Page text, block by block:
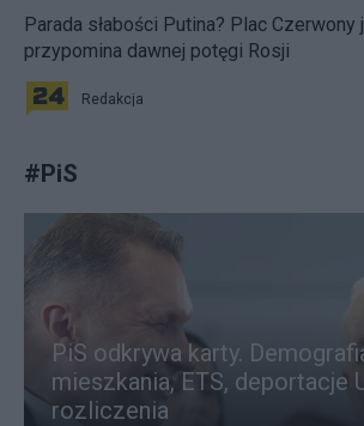
Parada słabości Putina? Plac Czerwony
przypomina dawnej potęgi Rosji
Redakcja
#PiS
PiS odkrywa karty.
mieszkania, ETS, deportacje
rozliczenia